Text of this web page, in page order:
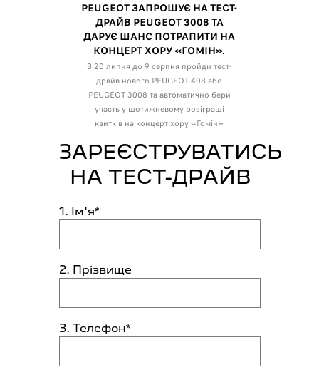
PEUGEOT ЗАПРОШУЄ НА ТЕСТ-
ДРАЙВ PEUGEOT 3008 ТА
ДАРУЄ ШАНС ПОТРАПИТИ НА
КОНЦЕРТ ХОРУ «ГОМІН».
З 20 липня до 9 серпня пройди тест-
драйв нового PEUGEOT 408 або
PEUGEOT 3008 та автоматично бери
участь у щотижневому розіграші
квитків на концерт хору «Гомін»